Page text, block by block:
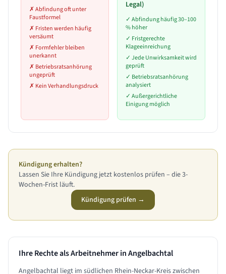
✗Abfindung oft unter
Faustformel
✗ Fristen werden häufig
versäumt
✗ Formfehler bleiben
unerkannt
✗ Betriebsratsanhörung
ungeprüft
✗ Kein Verhandlungsdruck
Legal)
✓ Abfindung häufig 30–100
% höher
✓ Fristgerechte
Klageeinreichung
✓ Jede Unwirksamkeit wird
geprüft
✓ Betriebsratsanhörung
analysiert
✓ Außergerichtliche
Einigung möglich
Kündigung erhalten?
Lassen Sie Ihre Kündigung jetzt kostenlos prüfen – die 3-
Wochen-Frist läuft.
Kündigung prüfen →
Ihre Rechte als Arbeitnehmer inAngelbachtal
Angelbachtal liegt im südlichen Rhein-Neckar-Kreis zwischen